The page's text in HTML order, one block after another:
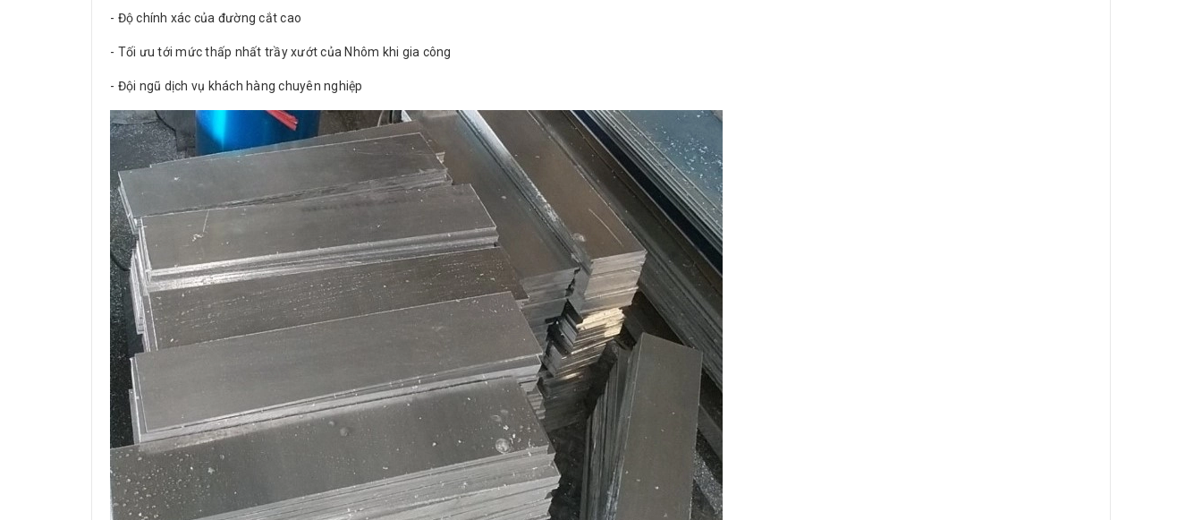
- Độ chính xác của đường cắt cao
- Tối ưu tới mức thấp nhất trầy xướt của Nhôm khi gia công
- Đội ngũ dịch vụ khách hàng chuyên nghiệp